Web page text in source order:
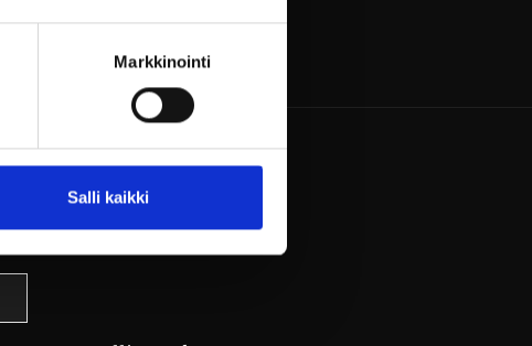
Markkinointi
Salli kaikki
Ravintola­varaukset